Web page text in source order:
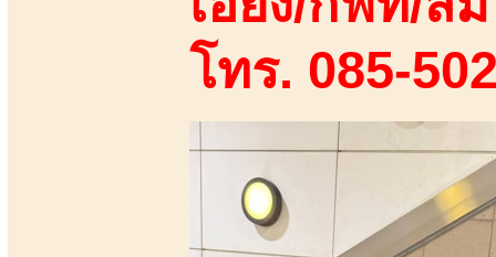
โทร. 085-